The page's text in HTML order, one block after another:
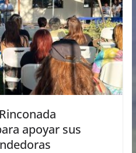
apoyar sus